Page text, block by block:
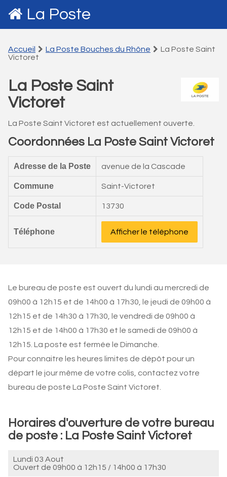
La Poste
Accueil La Poste Bouches du Rhône
La Poste Saint
Victoret
La Poste Saint
Victoret
La Poste Saint Victoret est actuellement ouverte.
Coordonnées La Poste Saint Victoret
Adresse de la Poste avenue de la Cascade
Commune Saint-Victoret
Code Postal 13730
Téléphone Afficher le téléphone
Le bureau de poste est ouvert du lundi au mercredi de
09h00 à 12h15 et de 14h00 à 17h30, le jeudi de 09h00 à
12h15 et de 14h30 à 17h30, le vendredi de 09h00 à
12h15 et de 14h00 à 17h30 et le samedi de 09h00 à
12h15. La poste est fermée le Dimanche.
Pour connaitre les heures limites de dépôt pour un
départ le jour même de votre colis, contactez votre
bureau de poste La Poste Saint Victoret.
Horaires d'ouverture de votre bureau
de poste : La Poste Saint Victoret
Lundi 03 Aout
Ouvert de 09h00 à 12h15 / 14h00 à 17h30